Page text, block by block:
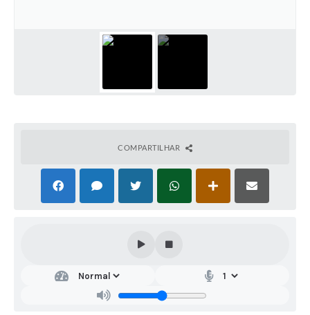
COMPARTILHAR